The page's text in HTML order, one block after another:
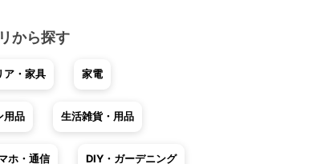
から探す
ア・家具 家電
用品 生活雑貨・用品
ホ・通信 DIY・ガーデニング